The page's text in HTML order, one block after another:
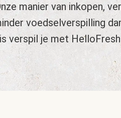
manier van inkopen,
voedselverspilling
verspil je met